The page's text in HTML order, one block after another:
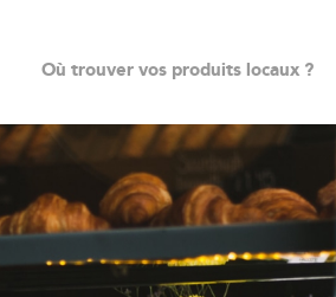
Où trouver vos produits locaux ?